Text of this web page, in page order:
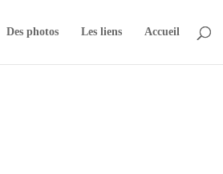
Des photos Les liens Accueil